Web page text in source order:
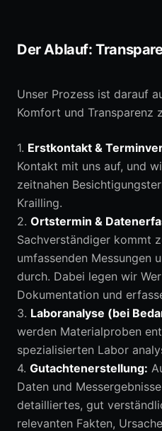
Der Ablauf:
Unser Prozess ist darauf
Komfort und Transparenz
1. Erstkontakt &
Kontakt mit uns auf, und
zeitnahen
Krailling.
2. Ortstermin &
Sachverständiger kommt
umfassenden Messungen
durch. Dabei legen wir
Dokumentation und
3. Laboranalyse (bei
werden Materialproben
spezialisierten Labor
4. Gutachtenerstellung:
Daten und
detailliertes, gut
relevanten Fakten,